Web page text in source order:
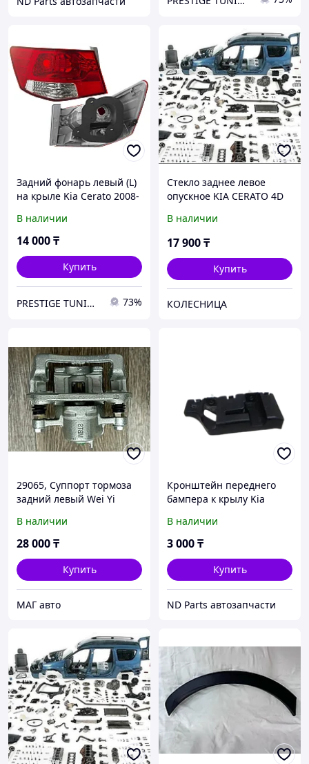
Задний фонарь левый (L)
на крыле Kia Cerato 2008-
В наличии
14 000₸
Купить
PRESTIGE TUNING 73%
Стекло заднее левое
опускное KIA CERATO 4D
В наличии
17 900₸
Купить
КОЛЕСНИЦА
29065, Суппорт тормоза
задний левый Wei Yi
58210-3S200
В наличии
28 000₸
Купить
МАГ авто
Кронштейн переднего
бампера к крылу Kia
левый 86551P2000
В наличии
3 000₸
Купить
ND Parts автозапчасти